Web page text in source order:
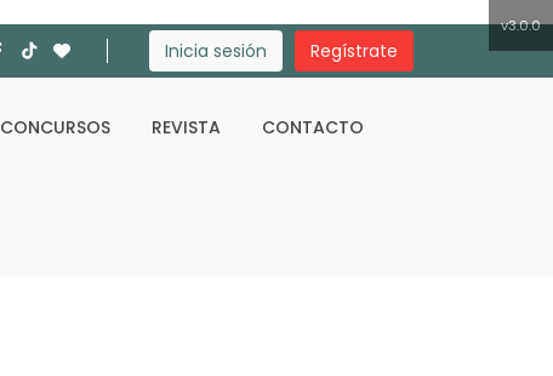
Inicia sesión Regístrate
CONCURSOS REVISTA CONTACTO
v3.0.0